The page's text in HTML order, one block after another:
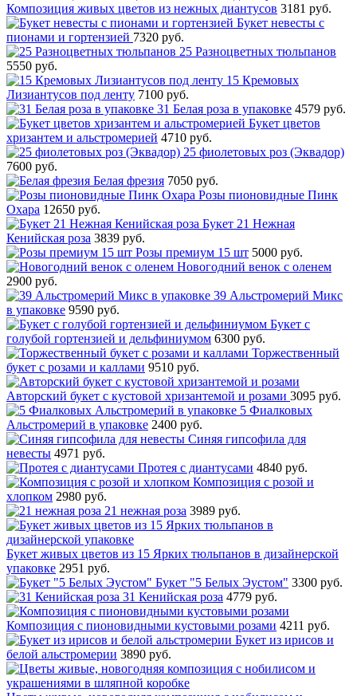
Композиция живых цветов из нежных диантусов 3181 руб.
Букет невесты с
пионами и гортензией 7320 руб.
25 Разноцветных тюльпанов
5550 руб.
15 Кремовых
Лизиантусов под ленту 7100 руб.
31 Белая роза в упаковке 4579 руб.
Букет цветов
хризантем и альстромерией 4710 руб.
25 фиолетовых роз (Эквадор)
7600 руб.
Белая фрезия 7050 руб.
Розы пионовидные Пинк
Охара 12650 руб.
Букет 21 Нежная
Кенийская роза 3839 руб.
Розы премиум 15 шт 5000 руб.
Новогодний венок с оленем
2900 руб.
39 Альстромерий Микс
в упаковке 9590 руб.
Букет с
голубой гортензией и дельфиниумом 6300 руб.
Торжественный
букет с розами и каллами 9510 руб.
Авторский букет с кустовой хризантемой и розами 3095 руб.
5 Фиалковых
Альстромерий в упаковке 2400 руб.
Синяя гипсофила для
невесты 4971 руб.
Протея с диантусами 4840 руб.
Композиция с розой и
хлопком 2980 руб.
21 нежная роза 3989 руб.
Букет живых цветов из 15 Ярких тюльпанов в дизайнерской
упаковке 2951 руб.
Букет "5 Белых Эустом" 3300 руб.
31 Кенийская роза 4779 руб.
Композиция с пионовидными кустовыми розами 4211 руб.
Букет из ирисов и
белой альстромерии 3890 руб.